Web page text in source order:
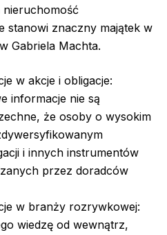
nieruchomość
stanowi znaczny majątek w
Gabriela Machta.
w akcje i obligacje:
informacje nie są
że osoby o wysokim
i innych instrumentów
przez doradców
w branży rozrywkowej:
wiedzę od wewnątrz,